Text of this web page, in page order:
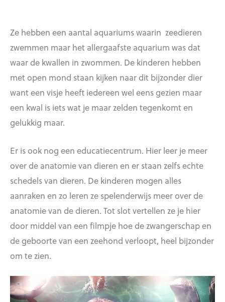
Ze hebben een aantal aquariums waarin zeedieren
zwemmen maar het allergaafste aquarium was dat
waar de kwallen in zwommen. De kinderen hebben
met open mond staan kijken naar dit bijzonder dier
want een visje heeft iedereen wel eens gezien maar
een kwal is iets wat je maar zelden tegenkomt en
gelukkig maar.
Er is ook nog een educatiecentrum. Hier leer je meer
over de anatomie van dieren en er staan zelfs echte
schedels van dieren. De kinderen mogen alles
aanraken en zo leren ze spelenderwijs meer over de
anatomie van de dieren. Tot slot vertellen ze je hier
door middel van een filmpje hoe de zwangerschap en
de geboorte van een zeehond verloopt, heel bijzonder
om te zien.